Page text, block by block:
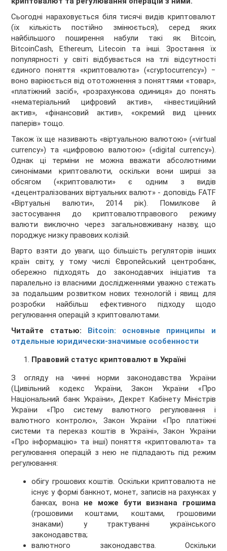
Сьогодні нараховується біля тисячі видів криптовалют
(їх кількість постійно змінюється), серед яких
найбільшого поширення набули такі як Bitcoin,
BitcoinСash, Ethereum, Litecoin та інші. Зростання їх
популярності у світі відбувається на тлі відсутності
єдиного поняття «криптовалюта» («cryptocurrency») −
воно варіюється від ототожнення з поняттями «товар»,
«платіжний засіб», «розрахункова одиниця» до понять
«нематеріальний цифровий актив», «інвестиційний
актив», «фінансовий актив», «окремий вид цінних
паперів» тощо.
Також їх ще називають «віртуальною валютою» («virtual
currency») та «цифровою валютою» («digital currency»).
Однак ці терміни не можна вважати абсолютними
синонімами криптовалюти, оскільки вони ширші за
обсягом («криптовалюти» є одним з видів
«децентралізованих віртуальних валют» - доповідь FATF
«Віртуальні валюти», 2014 рік). Помилкове й
застосування до криптовалютправового режиму
валюти виключно через загальновживану назву, що
породжує низку правових колізій.
Варто взяти до уваги, що більшість регуляторів інших
країн світу, у тому числі Європейський центробанк,
обережно підходять до законодавчих ініціатив та
паралельно із власними дослідженнями уважно стежать
за подальшим розвитком нових технологій і явищ для
розробки найбільш ефективного підходу щодо
регулювання операцій з криптовалютами.
Читайте статью: Bitcoin: основные принципы и
отдельные юридически-значимые особенности
Правовий статус криптовалют в Україні
З огляду на чинні норми законодавства України
(Цивільний кодекс України, Закон України «Про
Національний банк України», Декрет Кабінету Міністрів
України «Про систему валютного регулювання і
валютного контролю», Закон України «Про платіжні
системи та переказ коштів в Україні», Закон України
«Про інформацію» та інші) поняття «криптовалюта» та
регулювання операцій з нею не підпадають під режим
регулювання:
обігу грошових коштів. Оскільки криптовалюта не
існує у формі банкнот, монет, записів на рахунках у
банках, вона не може бути визнана грошима
(грошовими коштами, коштами, грошовими
знаками) у трактуванні українського
законодавства;
валютного законодавства. Оскільки